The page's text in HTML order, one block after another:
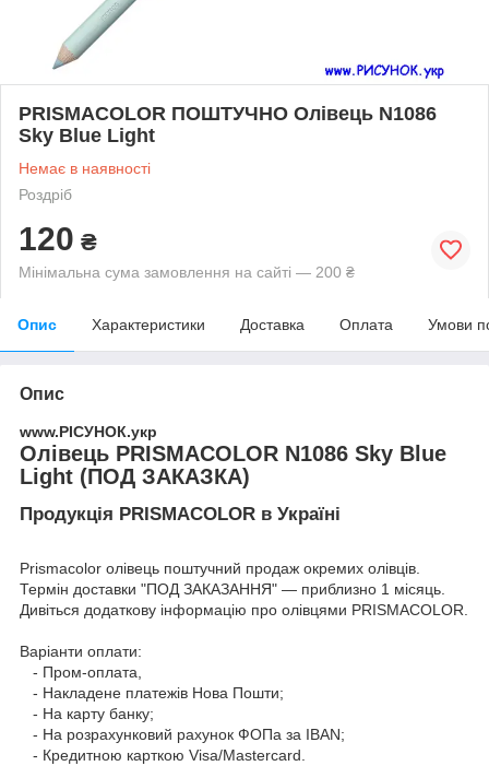
PRISMACOLOR ПОШТУЧНО Олівець N1086
Sky Blue Light
Немає в наявності
Роздріб
120 ₴
Мінімальна сума замовлення на сайті — 200 ₴
Опис Характеристики Доставка Оплата Умови
Опис
www.РІСУНОК.укр
Олівець PRISMACOLOR N1086 Sky Blue
Light (ПОД ЗАКАЗКА)
Продукція PRISMACOLOR в Україні
Prismacolor олівець поштучний продаж окремих олівців.
Термін доставки "ПОД ЗАКАЗАННЯ" — приблизно 1 місяць.
Дивіться додаткову інформацію про олівцями PRISMACOLOR.
Варіанти оплати:
- Пром-оплата,
- Накладене платежів Нова Пошти;
- На карту банку;
- На розрахунковий рахунок ФОПа за IBAN;
- Кредитною карткою Visa/Mastercard.